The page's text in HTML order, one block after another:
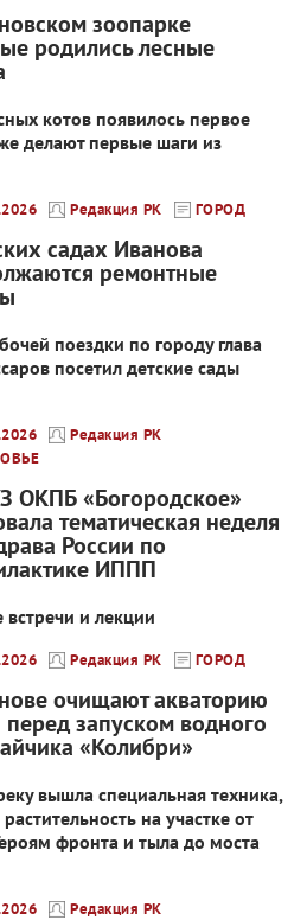
зоопарке
родились лесные
котов появилось первое
делают первые шаги из
Редакция РК ГОРОД
садах Иванова
ремонтные
поездки по городу глава
посетил детские сады
Редакция РК
ОКПБ «Богородское»
тематическая неделя
России по
ИППП
встречи и лекции
Редакция РК ГОРОД
очищают акваторию
запуском водного
«Колибри»
вышла специальная техника,
на участке от
фронта и тыла до моста
Редакция РК